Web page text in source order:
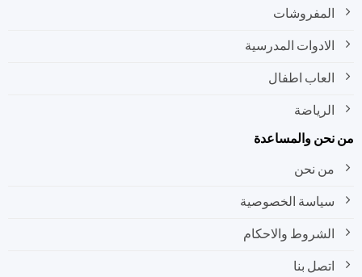
المفروشات
الادوات المدرسية
العاب اطفال
الرياضة
والمساعدة
من نحن
سياسة الخصوصية
الشروط والاحكام
اتصل بنا